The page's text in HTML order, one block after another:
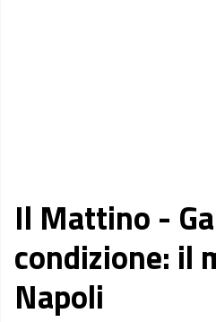
Il Mattino -
condizione: il
Napoli